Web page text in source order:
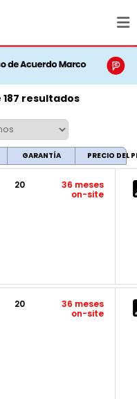
187 resultados
GARANTÍA PRECIO DEL
20
36 meses
on-site
20
36 meses
on-site